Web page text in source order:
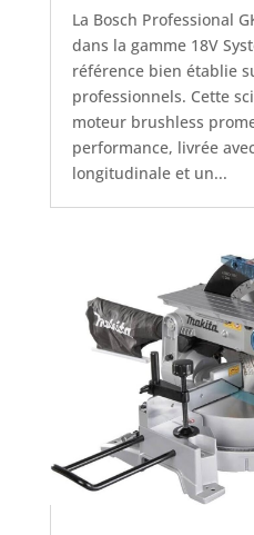
La Bosch Professional
dans la gamme 18V
référence bien établie
professionnels. Cette
moteur brushless
performance, livrée
longitudinale et un...